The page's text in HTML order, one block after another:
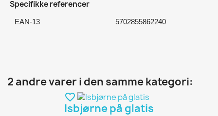
Specifikke referencer
EAN-13 5702855862240
2 andre varer i den samme kategori:
favorite_border
Isbjørne på glatis